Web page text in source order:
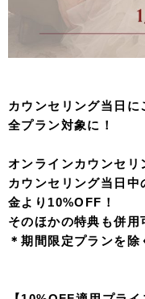
カウンセリング当日
全プラン対象に！
オンラインカウンセ
カウンセリング当日
金より10%OFF！
そのほかの特典も併用
＊期間限定プランを除